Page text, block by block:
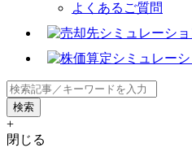
よくあるご質問
+
閉じる